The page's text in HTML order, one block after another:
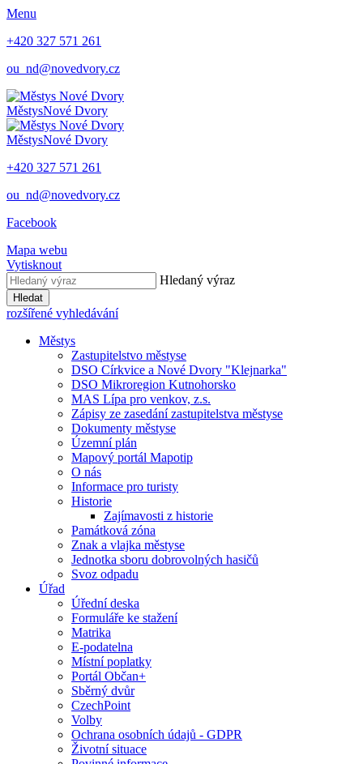
Menu
+420 327 571 261
ou_nd@novedvory.cz
MěstysNové Dvory
MěstysNové Dvory
+420 327 571 261
ou_nd@novedvory.cz
Facebook
Mapa webu
Vytisknout
Hledaný výraz
Hledat
rozšířené vyhledávání
Městys
Zastupitelstvo městyse
DSO Církvice a Nové Dvory "Klejnarka"
DSO Mikroregion Kutnohorsko
MAS Lípa pro venkov, z.s.
Zápisy ze zasedání zastupitelstva městyse
Dokumenty městyse
Územní plán
Mapový portál Mapotip
O nás
Informace pro turisty
Historie
Zajímavosti z historie
Památková zóna
Znak a vlajka městyse
Jednotka sboru dobrovolných hasičů
Svoz odpadu
Úřad
Úřední deska
Formuláře ke stažení
Matrika
E-podatelna
Místní poplatky
Portál Občan+
Sběrný dvůr
CzechPoint
Volby
Ochrana osobních údajů - GDPR
Životní situace